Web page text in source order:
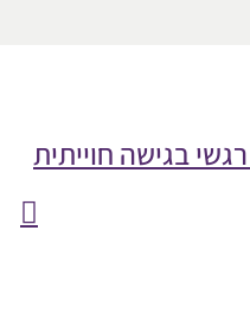
בגישה חוייתית